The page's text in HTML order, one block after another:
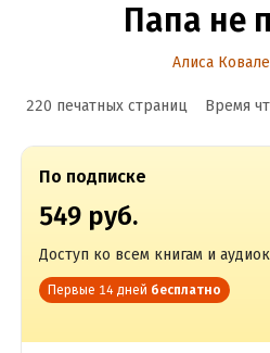
Папа не
Алиса
220 печатных страниц Время
По подписке
549 руб.
Доступ ко всем книгам и
Первые 14 дней бесплатно